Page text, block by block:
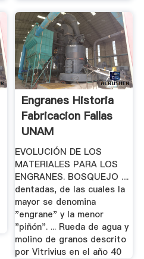
Engranes Historia
Fabricacion Fallas
UNAM
EVOLUCIÓN DE LOS
MATERIALES PARA LOS
ENGRANES. BOSQUEJO ....
dentadas, de las cuales la
mayor se denomina
"engrane" y la menor
"piñón". ... Rueda de agua y
molino de granos descrito
por Vitrivius en el año 40